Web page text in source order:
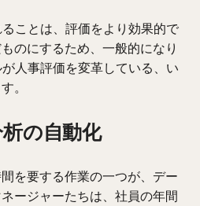
ことは、評価をより効果的で
のにするため、一般的になり
人事評価を変革している、い
。
の自動化
を要する作業の一つが、デー
ージャーたちは、社員の年間